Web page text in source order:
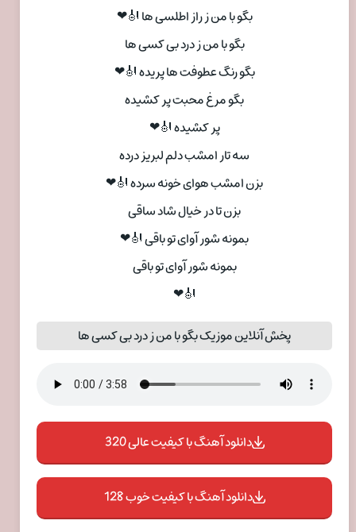
بگو با من ز راز اطلسی ها 🎻❤
بگو با من ز درد بی کسی ها
بگو رنگ عطوفت ها پریده 🎻❤
بگو مرغ محبت پر کشیده
پر کشیده 🎻❤
سه تار امشب دلم لبریز درده
بزن امشب هوای خونه سرده 🎻❤
بزن تا در خیال شاد ساقی
بمونه شور آوای تو باقی 🎻❤
بمونه شور آوای تو باقی
🎻❤
پخش آنلاین موزیک بگو با من ز درد بی کسی ها
دانلود آهنگ با کیفیت عالی 320
دانلود آهنگ با کیفیت خوب 128